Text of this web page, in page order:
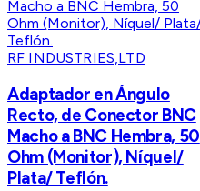
RF INDUSTRIES,LTD
Adaptador en Ángulo
Recto, de Conector BNC
Macho a BNC Hembra, 50
Ohm (Monitor), Níquel/
Plata/ Teflón.